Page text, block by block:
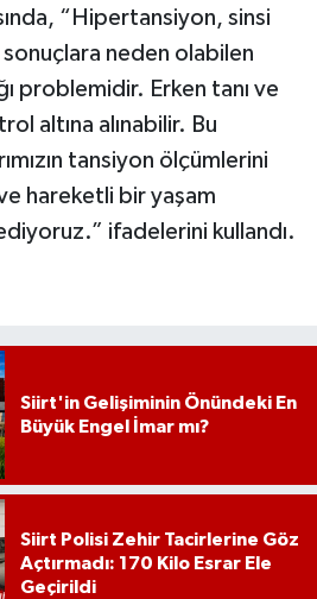
“Hipertansiyon, sinsi
neden olabilen
problemidir. Erken tanı ve
altına alınabilir. Bu
tansiyon ölçümlerini
hareketli bir yaşam
ifadelerini kullandı.
Siirt'in Gelişiminin Önündeki En
Büyük Engel İmar mı?
Siirt Polisi Zehir Tacirlerine Göz
Açtırmadı: 170 Kilo Esrar Ele
Geçirildi